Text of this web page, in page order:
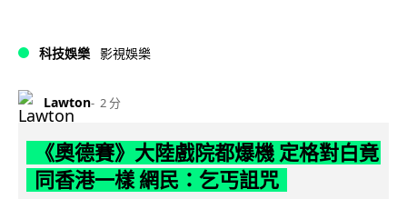
科技娛樂 影視娛樂
Lawton 2 分
《奧德賽》大陸戲院都爆機 定格對白竟
同香港一樣 網民：乞丐詛咒